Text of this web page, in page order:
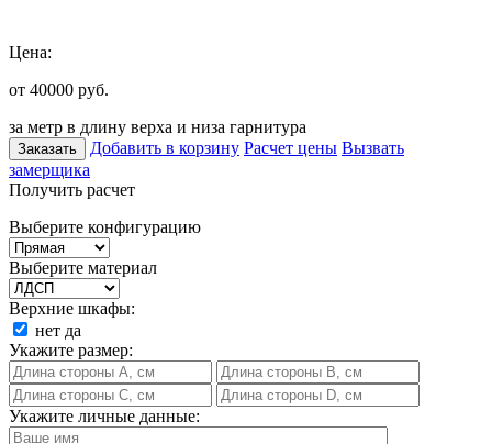
Цена:
от 40000 руб.
за метр в длину верха и низа гарнитура
Заказать Добавить в корзину Расчет цены Вызвать
замерщика
Получить расчет
Выберите конфигурацию
Выберите материал
Верхние шкафы:
нет да
Укажите размер:
Укажите личные данные: